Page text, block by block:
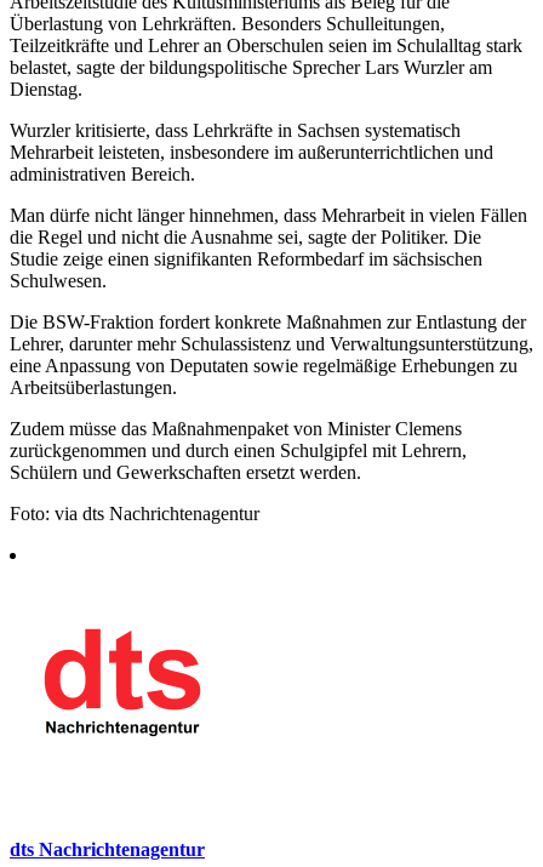
Überlastung von Lehrkräften. Besonders Schulleitungen,
Teilzeitkräfte und Lehrer an Oberschulen seien im Schulalltag stark
belastet, sagte der bildungspolitische Sprecher Lars Wurzler am
Dienstag.
Wurzler kritisierte, dass Lehrkräfte in Sachsen systematisch
Mehrarbeit leisteten, insbesondere im außerunterrichtlichen und
administrativen Bereich.
Man dürfe nicht länger hinnehmen, dass Mehrarbeit in vielen Fällen
die Regel und nicht die Ausnahme sei, sagte der Politiker. Die
Studie zeige einen signifikanten Reformbedarf im sächsischen
Schulwesen.
Die BSW-Fraktion fordert konkrete Maßnahmen zur Entlastung der
Lehrer, darunter mehr Schulassistenz und Verwaltungsunterstützung,
eine Anpassung von Deputaten sowie regelmäßige Erhebungen zu
Arbeitsüberlastungen.
Zudem müsse das Maßnahmenpaket von Minister Clemens
zurückgenommen und durch einen Schulgipfel mit Lehrern,
Schülern und Gewerkschaften ersetzt werden.
Foto: via dts Nachrichtenagentur
dts Nachrichtenagentur